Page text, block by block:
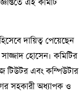
দায়িত্ব পেয়েছেন
সাজ্জাদ হোসেন। কমিটির
টিউটর এবং কম্পিউটার
সহকারী অধ্যাপক ও